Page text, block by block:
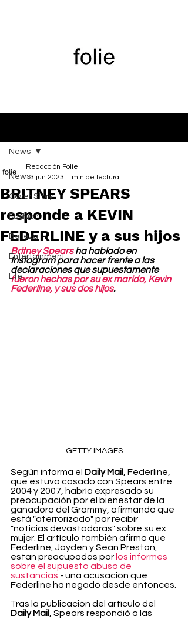
News
Cover Story
Fashion
Belleza
Entertainment
Life
News
BRITNEY SPEARS
responde a KEVIN
FEDERLINE y a sus hijos
Redacción Folie
13 jun 2023 1 min de lectura
Britney Spears ha hablado en
Instagram para hacer frente a las
declaraciones que supuestamente
fueron hechas por su ex marido, Kevin
Federline, y sus dos hijos.
GETTY IMAGES
Según informa el Daily Mail , Federline,
que estuvo casado con Spears entre
2004 y 2007, habría expresado su
preocupación por el bienestar de la
ganadora del Grammy, afirmando que
está "aterrorizado" por recibir
"noticias devastadoras" sobre su ex
mujer. El artículo también afirma que
Federline, Jayden y Sean Preston,
están preocupados por los informes
sobre el supuesto abuso de
sustancias - una acusación que
Federline ha negado desde entonces.
Tras la publicación del artículo del
Daily Mail , Spears respondió a las